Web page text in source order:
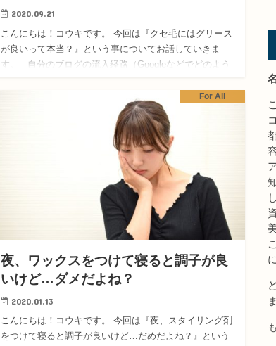
2020.09.21
こんにちは！コウキです。 今回は『クセ毛にはグリース
が良いって本当？』という事についてお話していきま
す。 自分のブログの流入経路（Googleなどでどのよう
For All
夜、ワックスをつけて寝ると調子が良
いけど…ダメだよね？
2020.01.13
こんにちは！コウキです。 今回は『夜、スタイリング剤
をつけて寝ると調子が良いけど…だめだよね？』という